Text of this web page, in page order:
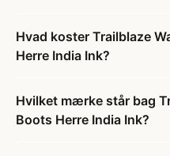
Hvad koster Trailblaze
Herre India Ink?
Hvilket mærke står bag
Boots Herre India Ink?